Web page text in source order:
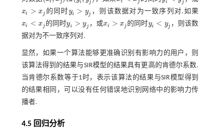
i j i j
xi > x j
xi> xj 的同时yi > yj
yi> yj ，则该数据对为一致序列对.如果
xi < x j
xi< xj 的同时yi > yj
yi> yj ，或xi > x j
xi> xj 的同时yi < yj
yi< yj
，则该数
据对为不一致序列对.
显然，如果一个算法能够更准确识别有影响力的用户，则
该算法得到的结果与SIR模型的结果具有更高的肯德尔系数.
当肯德尔系数等于1时，表示该算法的结果与SIR模型得到
的结果相同，可以没有任何错误地识别网络中的影响力传
播者.
4.5 回归分析